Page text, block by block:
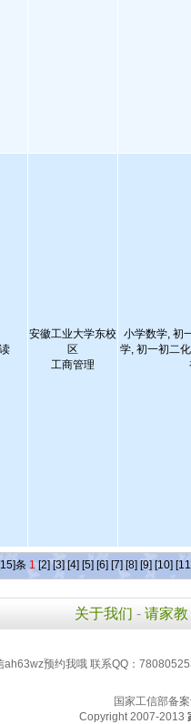
安徽工业大学东校
区
工商管理
小学数学, 初
学, 初一初二
条 1 [2] [3] [4] [5] [6] [7] [8] [9] [10]
关于我们 - 请家教
预约我哦 联系QQ：
国家工信部备
Copyright 2007-2013